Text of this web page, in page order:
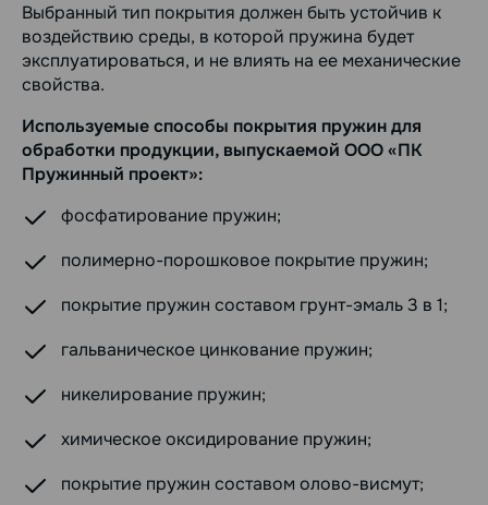
Выбранный тип покрытия должен быть устойчив к
воздействию среды, в которой пружина будет
эксплуатироваться, и не влиять на ее механические
свойства.
Используемые способы покрытия пружин для
обработки продукции, выпускаемой ООО «ПК
Пружинный проект»:
фосфатирование пружин;
полимерно-порошковое покрытие пружин;
покрытие пружин составом грунт-эмаль 3 в 1;
гальваническое цинкование пружин;
никелирование пружин;
химическое оксидирование пружин;
покрытие пружин составом олово-висмут;